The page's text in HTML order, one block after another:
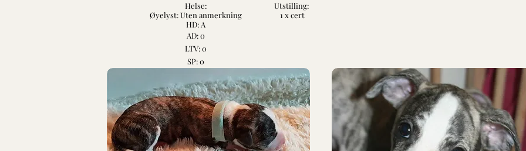
Helse:
Øyelyst: Uten anmerkning
HD: A
AD: 0
LTV: 0
SP: 0
Utstilling:
1 x cert